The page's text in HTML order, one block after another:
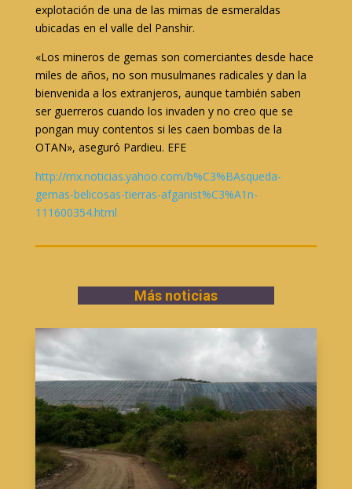
explotación de una de las mimas de esmeraldas
ubicadas en el valle del Panshir.
«Los mineros de gemas son comerciantes desde hace
miles de años, no son musulmanes radicales y dan la
bienvenida a los extranjeros, aunque también saben
ser guerreros cuando los invaden y no creo que se
pongan muy contentos si les caen bombas de la
OTAN», aseguró Pardieu. EFE
http://mx.noticias.yahoo.com/b%C3%BAsqueda-
gemas-belicosas-tierras-afganist%C3%A1n-
111600354.html
Más noticias